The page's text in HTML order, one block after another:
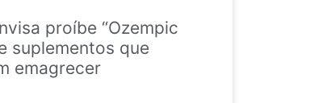
proíbe “Ozempic
suplementos que
emagrecer